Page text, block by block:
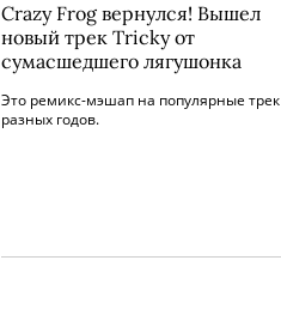
Crazy Frog вернулся! Вышел
новый трек Tricky от
сумасшедшего лягушонка
Это ремикс-мэшап на популярные
разных годов.